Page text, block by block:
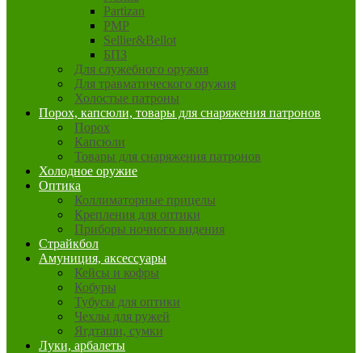
Partizan
PMP
Sellier&Bellot
БПЗ
Для служебного оружия
Для травматического оружия
Холостые патроны
Порох, капсюли, товары для снаряжения патронов
Порох
Капсюли
Товары для снаряжения патронов
Холодное оружие
Оптика
Коллиматорные прицелы
Крепления для оптики
Приборы ночного видения
Страйкбол
Амуниция, аксессуары
Кейсы и кофры
Кобуры
Тубусы для оптики
Чехлы для ружей
Ягдташи, сумки
Луки, арбалеты